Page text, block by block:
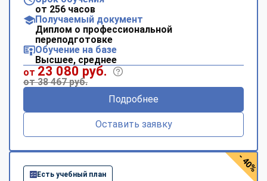
от 256 часов
Получаемый документ
Диплом о профессиональной
переподготовке
Обучение на базе
Высшее, среднее
от 23 080 руб.
от 38 467 руб.
Подробнее
Оставить заявку
Есть учебный план
- 40%